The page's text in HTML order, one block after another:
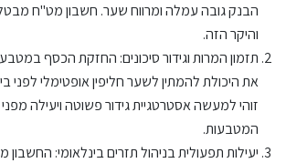
הבנק גובה עמלה ומרווח שער. חשבון מט"ח
והיקר הזה.
תזמון המרות וגידור סיכונים: החזקת הכסף
את היכולת להמתין לשער חליפין אופטימלי לפני
זוהי למעשה אסטרטגיית גידור פשוטה ויעילה
המטבעות.
יעילות תפעולית בניהול תזרים בינלאומי: